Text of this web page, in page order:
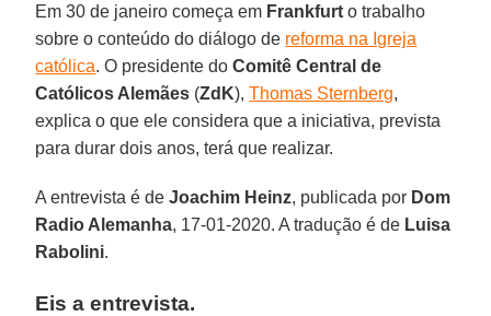
Em 30 de janeiro começa em Frankfurt o trabalho
sobre o conteúdo do diálogo de reforma na Igreja
católica. O presidente do Comitê Central de
Católicos Alemães (ZdK),Thomas Sternberg,
explica o que ele considera que a iniciativa, prevista
para durar dois anos, terá que realizar.
A entrevista é deJoachim Heinz, publicada por Dom
Radio Alemanha, 17-01-2020. A tradução é de Luisa
Rabolini.
Eis a entrevista.